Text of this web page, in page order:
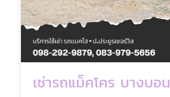
เช่ารถแม็คโคร บางบอน